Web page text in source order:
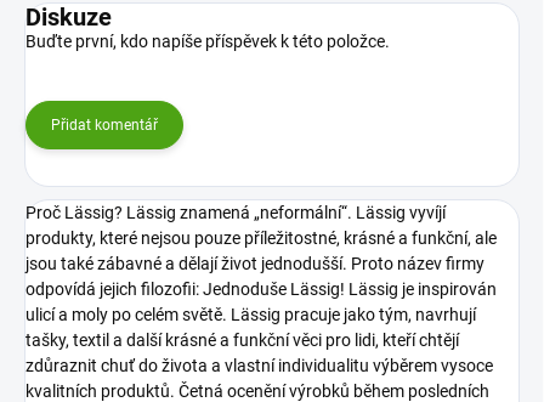
Diskuze
Buďte první, kdo napíše příspěvek k této položce.
Přidat komentář
Proč Lässig? Lässig znamená „neformální“. Lässig vyvíjí
produkty, které nejsou pouze příležitostné, krásné a funkční, ale
jsou také zábavné a dělají život jednodušší. Proto název firmy
odpovídá jejich filozofii: Jednoduše Lässig! Lässig je inspirován
ulicí a moly po celém světě. Lässig pracuje jako tým, navrhují
tašky, textil a další krásné a funkční věci pro lidi, kteří chtějí
zdůraznit chuť do života a vlastní individualitu výběrem vysoce
kvalitních produktů. Četná ocenění výrobků během posledních